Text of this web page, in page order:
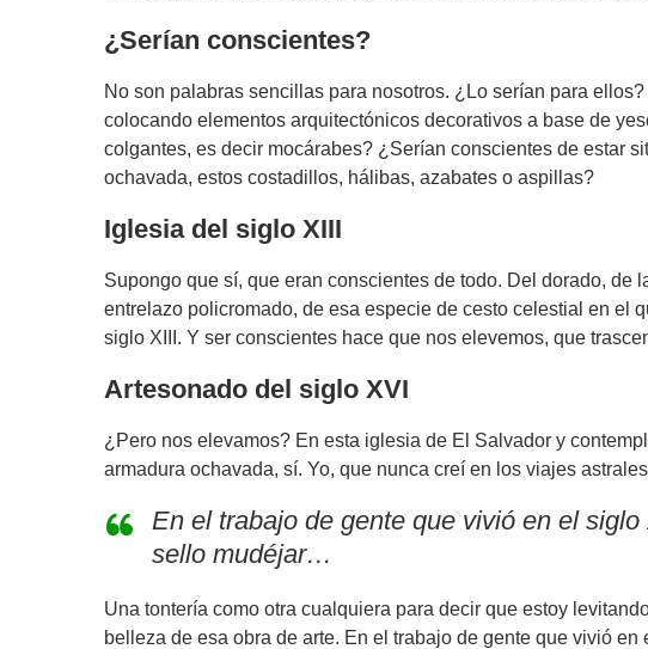
¿Serían conscientes?
No son palabras sencillas para nosotros. ¿Lo serían para
colocando elementos arquitectónicos decorativos a base de
colgantes, es decir mocárabes? ¿Serían conscientes de estar
ochavada, estos costadillos, hálibas, azabates o aspillas?
Iglesia del siglo XIII
Supongo que sí, que eran conscientes de todo. Del dorado, de
entrelazo policromado, de esa especie de cesto celestial en el
siglo XIII. Y ser conscientes hace que nos elevemos, que
Artesonado del siglo XVI
¿Pero nos elevamos? En esta iglesia de El Salvador y
armadura ochavada, sí. Yo, que nunca creí en los viajes
En el trabajo de gente que vivió en el
sello mudéjar…
Una tontería como otra cualquiera para decir que estoy
belleza de esa obra de arte. En el trabajo de gente que vivió